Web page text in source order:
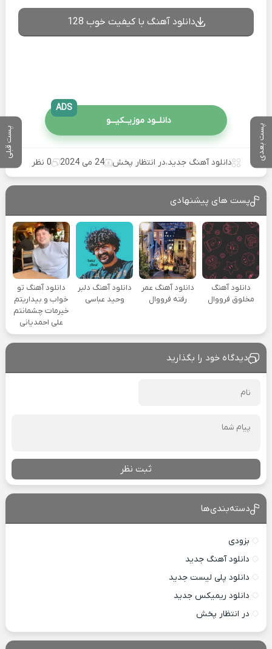
پست بعدی پست قبلی
دانلود آهنگ با کیفیت خوب 128
دانلــود موزیــکیـــو
ADS
دانلود آهنگ جدید،در انتظار پخش 24 می 2024 0 نظر
پست های پیشنهادی
دانلود آهنگ
مخلوق فرووال
دانلود آهنگ عمر
رفته فرووال
دانلود آهنگ دلبر
وحید عباسی
دانلود آهنگ تو
خواب و بیداریتم
خیرمات چشمانتم
علی احمدیانی
دیدگاه خود را بگذارید
ثبت نظر
دسته‌بندی‌ها
بزودی
دانلود آهنگ جدید
دانلود پلی لیست جدید
دانلود ریمیکس جدید
در انتظار پخش